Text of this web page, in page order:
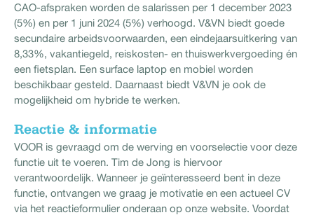
CAO-afspraken worden de salarissen per 1 december 2023
(5%) en per 1 juni 2024 (5%) verhoogd. V&VN biedt goede
secundaire arbeidsvoorwaarden, een eindejaarsuitkering van
8,33%, vakantiegeld, reiskosten- en thuiswerkvergoeding én
een fietsplan. Een surface laptop en mobiel worden
beschikbaar gesteld. Daarnaast biedt V&VN je ook de
mogelijkheid om hybride te werken.
Reactie & informatie
VOOR is gevraagd om de werving en voorselectie voor deze
functie uit te voeren. Tim de Jong is hiervoor
verantwoordelijk. Wanneer je geïnteresseerd bent in deze
functie, ontvangen we graag je motivatie en een actueel CV
via het reactieformulier onderaan op onze website. Voordat